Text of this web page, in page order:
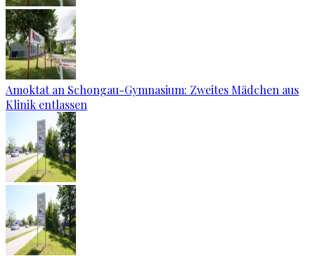
Amoktat an Schongau-Gymnasium: Zweites Mädchen aus
Klinik entlassen